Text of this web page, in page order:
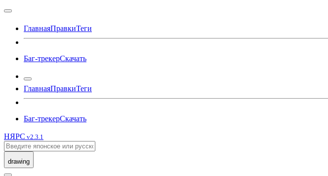
ГлавнаяПравкиТеги
Баг-трекерСкачать
ГлавнаяПравкиТеги
Баг-трекерСкачать
НЯРС v2.3.1
drawing